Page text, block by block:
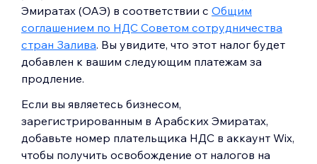
Эмиратах (ОАЭ) в соответствии с Общим
соглашением по НДС Советом сотрудничества
стран Залива. Вы увидите, что этот налог будет
добавлен к вашим следующим платежам за
продление.
Если вы являетесь бизнесом,
зарегистрированным в Арабских Эмиратах,
добавьте номер плательщика НДС в аккаунт Wix,
чтобы получить освобождение от налогов на